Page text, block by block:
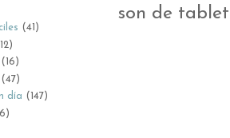
son de
(41)
(16)
(47)
día (147)